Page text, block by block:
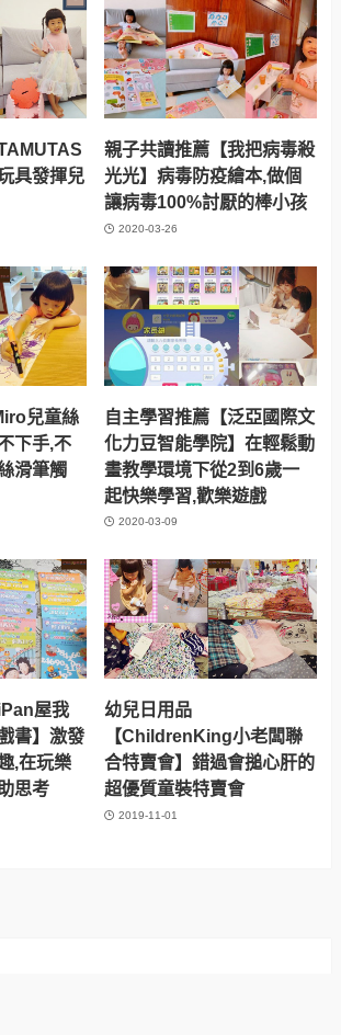
具發揮兒
親子共讀推薦【我把病毒殺
光光】病毒防疫繪本,做個
讓病毒100%討厭的棒小孩
2020-03-26
兒童絲
下手,不
滑筆觸
自主學習推薦【泛亞國際文
化力豆智能學院】在輕鬆動
畫教學環境下從2到6歲一
起快樂學習,歡樂遊戲
2020-03-09
屋我
書】激發
,在玩樂
思考
幼兒日用品
【ChildrenKing小老闆聯
合特賣會】錯過會搥心肝的
超優質童裝特賣會
2019-11-01